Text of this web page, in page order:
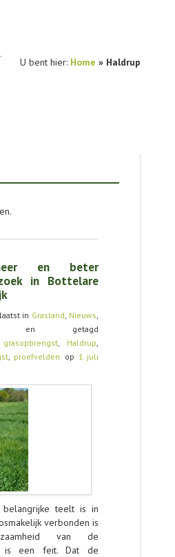
U bent hier: Home » Haldrup
en beter
in Bottelare
in Grasland, Nieuws,
getagd
grasopbrengst, Haldrup,
, proefvelden op 1 juli
teelt is in
verbonden is
van de
is een feit. Dat de